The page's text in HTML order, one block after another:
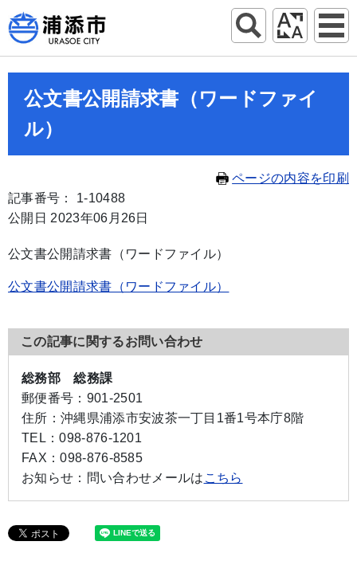
公文書公開請求書（ワードファイ
ル）
ページの内容を印刷
記事番号： 1-10488
公開日 2023年06月26日
公文書公開請求書（ワードファイル）
公文書公開請求書（ワードファイル）
この記事に関するお問い合わせ
総務部 総務課
郵便番号： 901-2501
住所： 沖縄県浦添市安波茶一丁目1番1号本庁8階
TEL：098-876-1201
FAX：098-876-8585
お知らせ： 問い合わせメールは こちら